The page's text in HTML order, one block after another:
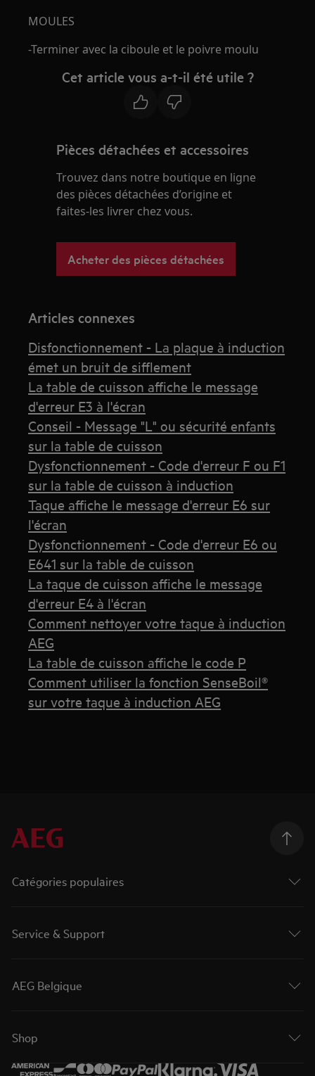
MOULES
-Terminer avec la ciboule et le poivre moulu
Cet article vous a-t-il été utile ?
Pièces détachées et accessoires
Trouvez dans notre boutique en ligne
des pièces détachées d’origine et
faites-les livrer chez vous.
Acheter des pièces détachées
Articles connexes
Disfonctionnement - La plaque à induction
émet un bruit de sifflement
La table de cuisson affiche le message
d'erreur E3 à l'écran
Conseil - Message "L" ou sécurité enfants
sur la table de cuisson
Dysfonctionnement - Code d'erreur F ou F1
sur la table de cuisson à induction
Taque affiche le message d'erreur E6 sur
l'écran
Dysfonctionnement - Code d'erreur E6 ou
E641 sur la table de cuisson
La taque de cuisson affiche le message
d'erreur E4 à l'écran
Comment nettoyer votre taque à induction
AEG
La table de cuisson affiche le code P
Comment utiliser la fonction SenseBoil®
sur votre taque à induction AEG
Catégories populaires
Service & Support
AEG Belgique
Shop